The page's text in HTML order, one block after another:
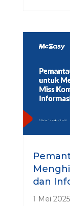
dan
1 Mei 2025